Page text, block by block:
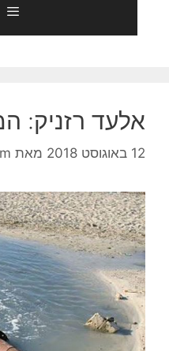
אלעד רזניק:
12 באוגוסט 2018 מאת